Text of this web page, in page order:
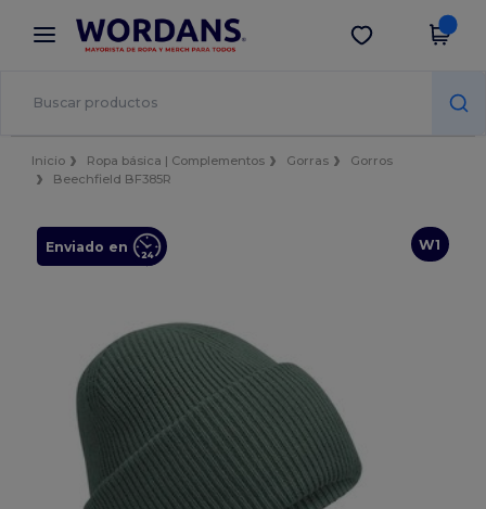
× App de Wordans
¡Mejores precios en app!
Descargar app
Inicio Ropa básica | Complementos Gorras
Gorros
Beechfield BF385R
W1
Enviado en